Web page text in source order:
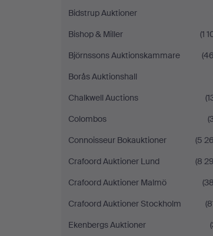
Bidstrup Auktioner
Bishop & Miller
(1
Björnssons Auktionskammare
Borås Auktionshall
Chalkwell Auctions
Colombos
Connoisseur Bokauktioner
(5
Crafoord Auktioner Lund
(8
Crafoord Auktioner Malmö
Crafoord Auktioner Stockholm
Ekenbergs Auktioner